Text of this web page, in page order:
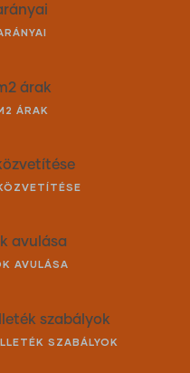
árak
ÁRAK
avulása
AVULÁSA
szabályok
SZABÁLYOK